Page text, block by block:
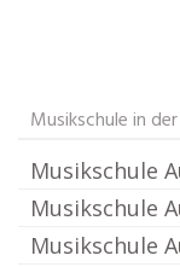
Musikschule in
Musikschule
Musikschule
Musikschule